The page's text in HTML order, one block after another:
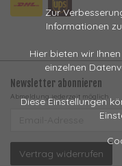
Zur
Informationen
Hier bieten wir
einzelnen
Diese Einstellungen
Newsletter abonnieren
Abmeldung jederzeit möglich
Vertrag widerrufen